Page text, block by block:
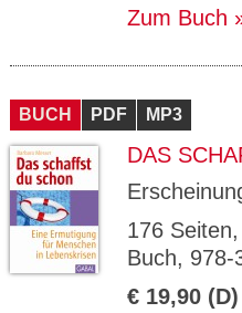
Zum Buch
BUCH PDF MP3
DAS
176
Buch, 978-
€ 19,90 (D)